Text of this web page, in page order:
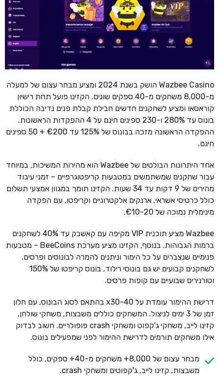
Wazbee Casino הושק בשנת 2024 ומציע מבחר עצום של למעלה
מ-8,000 משחקים מ-40 ספקים שונים. הקזינו פועל תחת רישיון
קוראסאו ומציע לשחקנים חדשים חבילת קבלת פנים נדיבה הכוללת
בונוס עד 280% ו-230 ספינים חינם על 4 ההפקדות הראשונות.
ההפקדה הראשונה מזכה בבונוס של 125% עד €200 + 50 ספינים
חינם.
אחד היתרונות הבולטים של Wazbee הוא מהירות המשיכות, במיוחד
עבור שחקנים שמשתמשים במטבעות קריפטוגרפיים – זמני עיבוד
מהירים של 9 דקות עד 34 שעות. הקזינו תומך במגוון אמצעי תשלום
כולל כרטיסי אשראי, ארנקים אלקטרוניים וקריפטו, עם הפקדה
מינימלית נמוכה של €10-20.
Wazbee מציע תוכנית VIP מקיפה עם קאשבק עד 40% לשחקנים
ברמות הגבוהות. בנוסף, הקזינו מציע מערכת BeeCoins – מטבעות
פנימיים שנצברים על כל הימור וניתנים להמרה לבונוסים ופרסים.
לשחקנים קבועים יש גם בונוסי רילוד, בונוס קריפטו של 150%
וטורנירים שבועיים עם קופות פרסים.
דרישת ההימור עומדת על x30-40 בהתאם לסוג הבונוס, עם חלון
זמן של 3 ימים לניצול. המשחקים כוללים משבצות, משחקי שולחן,
קזינו לייב, משחקי ג'קפוט ומשחקי crash פופולריים. חשוב לבדוק
אילו משחקים תורמים לדרישת ההימור לפני שמפעילים בונוס.
מבחר עצום של 8,000+ משחקים מ-40+ ספקים, כולל
משבצות, קזינו לייב, ג'קפוטים ומשחקי crash.